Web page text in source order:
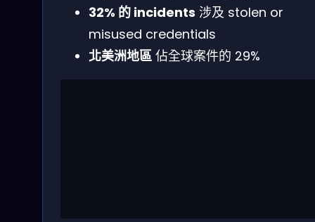
32% 的 incidents 涉及 stolen or
misused credentials
北美洲地區 佔全球案件的 29%